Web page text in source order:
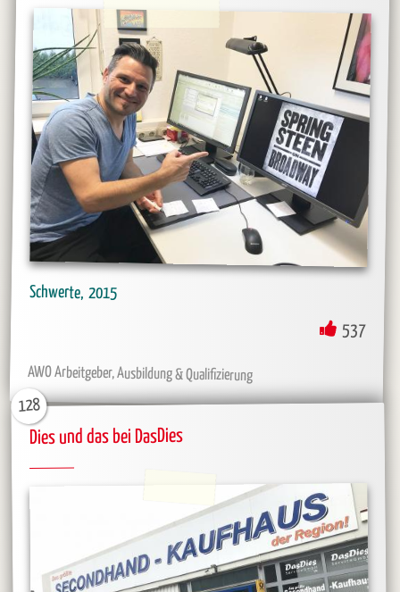
Schwerte 2015
537
AWO Arbeitgeber, Ausbildung & Qualifizierung
Dies und das bei DasDies
128